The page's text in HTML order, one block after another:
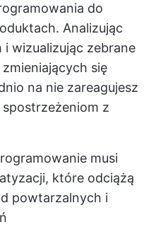
do
Analizując
wizualizując zebrane
się
na nie zareagujesz
z
musi
które odciążą
powtarzalnych i